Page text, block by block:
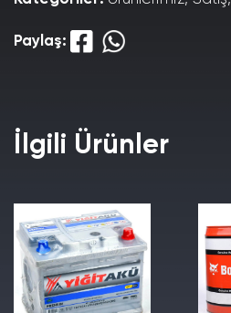
Paylaş:
İlgili Ürünler